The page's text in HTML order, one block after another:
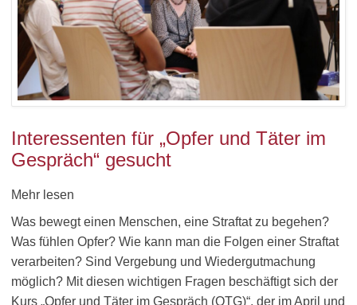
Interessenten für „Opfer und Täter im
Gespräch“ gesucht
Mehr lesen
Was bewegt einen Menschen, eine Straftat zu begehen?
Was fühlen Opfer? Wie kann man die Folgen einer Straftat
verarbeiten? Sind Vergebung und Wiedergutmachung
möglich? Mit diesen wichtigen Fragen beschäftigt sich der
Kurs „Opfer und Täter im Gespräch (OTG)“, der im April und